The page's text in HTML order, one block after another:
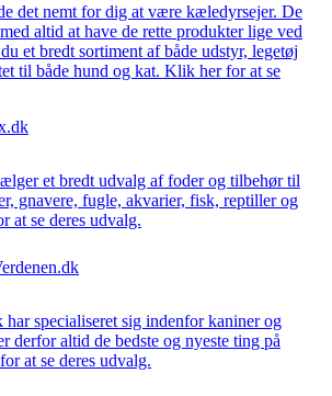
det nemt for dig at være kæledyrsejer. De
altid at have de rette produkter lige ved
et bredt sortiment af både udstyr, legetøj
til både hund og kat. Klik her for at se
et bredt udvalg af foder og tilbehør til
gnavere, fugle, akvarier, fisk, reptiller og
at se deres udvalg.
har specialiseret sig indenfor kaniner og
derfor altid de bedste og nyeste ting på
at se deres udvalg.